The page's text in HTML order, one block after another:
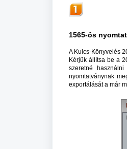
1565-ös
A Kulcs-Könyvelés
Kérjük állítsa be a
szeretné
nyomtatványnak
exportálását a már